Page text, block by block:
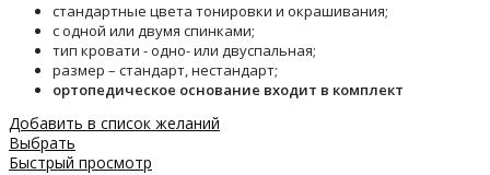
стандартные цвета тонировки и окрашивания;
с одной или двумя спинками;
тип кровати - одно- или двуспальная;
размер – стандарт, нестандарт;
ортопедическое основание входит в комплект
Добавить в список желаний
Выбрать
Быстрый просмотр